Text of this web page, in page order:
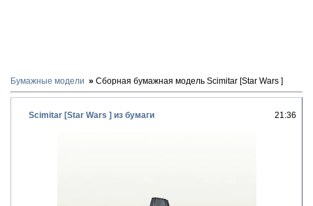
Бумажные модели Сборная бумажная модель Scimitar [Star Wars ]
Scimitar [Star Wars ] из бумаги 21:36